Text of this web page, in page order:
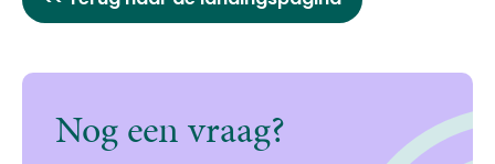
Nog een vraag?